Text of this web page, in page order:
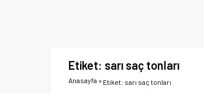
Etiket: sarı saç tonları
Anasayfa » Etiket: sarı saç tonları